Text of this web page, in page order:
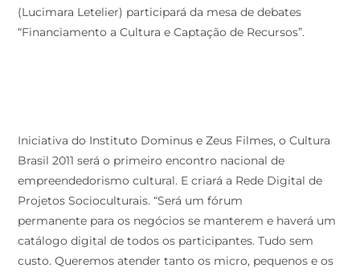
(Lucimara Letelier) participará da mesa de debates
“Financiamento a Cultura e Captação de Recursos”.
Iniciativa do Instituto Dominus e Zeus Filmes, o Cultura
Brasil 2011 será o primeiro encontro nacional de
empreendedorismo cultural. E criará a Rede Digital de
Projetos Socioculturais. “Será um fórum
permanente para os negócios se manterem e haverá um
catálogo digital de todos os participantes. Tudo sem
custo. Queremos atender tanto os micro, pequenos e os